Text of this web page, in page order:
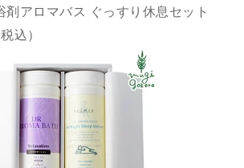
剤アロマバス ぐっすり休息セット
込）